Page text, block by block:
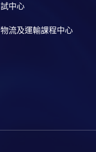
試中心
物流及運輸課程中心